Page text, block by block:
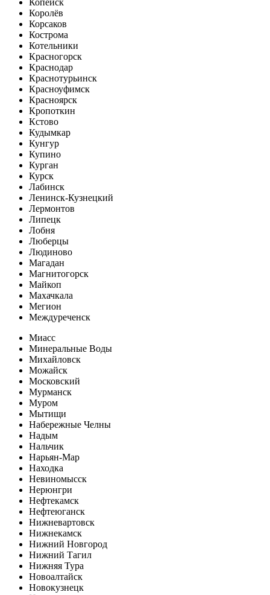
Королёв
Корсаков
Кострома
Котельники
Красногорск
Краснодар
Краснотурьинск
Красноуфимск
Красноярск
Кропоткин
Кстово
Кудымкар
Кунгур
Купино
Курган
Курск
Лабинск
Ленинск-Кузнецкий
Лермонтов
Липецк
Лобня
Люберцы
Людиново
Магадан
Магнитогорск
Майкоп
Махачкала
Мегион
Междуреченск
Миасс
Минеральные Воды
Михайловск
Можайск
Московский
Мурманск
Муром
Мытищи
Набережные Челны
Надым
Нальчик
Нарьян-Мар
Находка
Невиномысск
Нерюнгри
Нефтекамск
Нефтеюганск
Нижневартовск
Нижнекамск
Нижний Новгород
Нижний Тагил
Нижняя Тура
Новоалтайск
Новокузнецк